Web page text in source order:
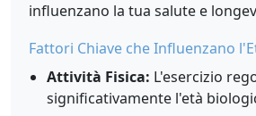
influenzano la tua salute e
Fattori Chiave che Influenzano
Attività Fisica: L'esercizio
significativamente l'età